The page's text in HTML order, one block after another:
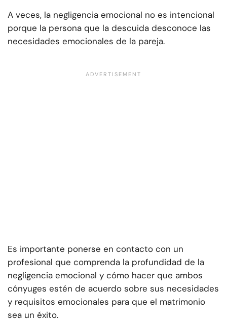
A veces, la negligencia emocional no es intencional
porque la persona que la descuida desconoce las
necesidades emocionales de la pareja.
Es importante ponerse en contacto con un
profesional que comprenda la profundidad de la
negligencia emocional y cómo hacer que ambos
cónyuges estén de acuerdo sobre sus necesidades
y requisitos emocionales para que el matrimonio
sea un éxito.